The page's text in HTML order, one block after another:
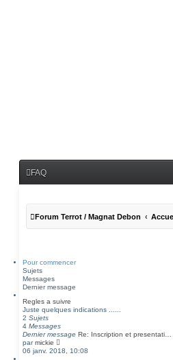
FAQ
Forum Terrot / Magnat Debon
Pour commencer
Sujets
Messages
Dernier message
Regles a suivre
Juste quelques indications ......
2 Sujets
4 Messages
Dernier message Re: Inscription et presentati…
parmickie
o
06 janv. 2018, 10:08